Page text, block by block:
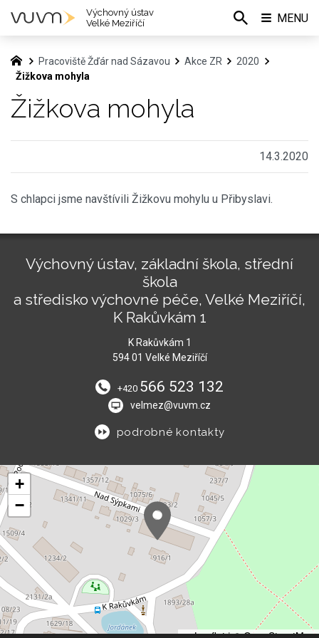
Pracoviště Žďár nad Sázavou Akce ZR
2020
Žižkova mohyla
Žižkova mohyla
14.3.2020
S chlapci jsme navštívili Žižkovu mohylu u Přibyslavi.
Výchovný ústav, základní škola, střední
škola
a středisko výchovné péče, Velké Meziříčí,
K Rakůvkám 1
K Rakůvkám 1
594 01 Velké Meziříčí
+420 566 523 132
velmez@vuvm.cz
podrobné kontakty
+
−
Výchovný ústav
Velké Meziříčí
MENU